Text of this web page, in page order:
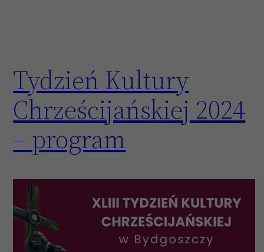
Tydzień Kultury
Chrześcijańskiej 2024
– program